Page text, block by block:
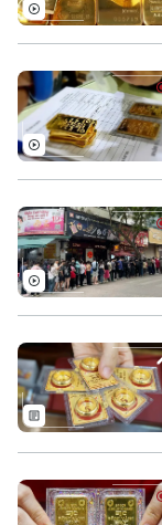
Theo dõi Hà Nội On